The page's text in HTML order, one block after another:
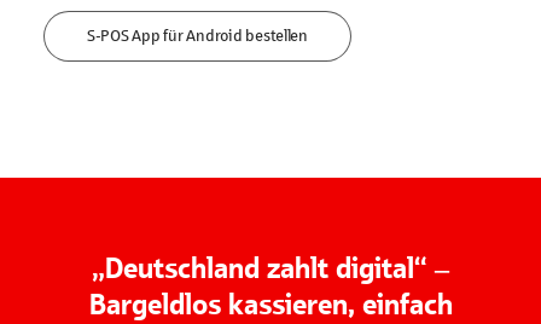
S-POS App für Android bestellen
„Deutschland zahlt digital“ ‒
Bargeldlos kassieren, einfach